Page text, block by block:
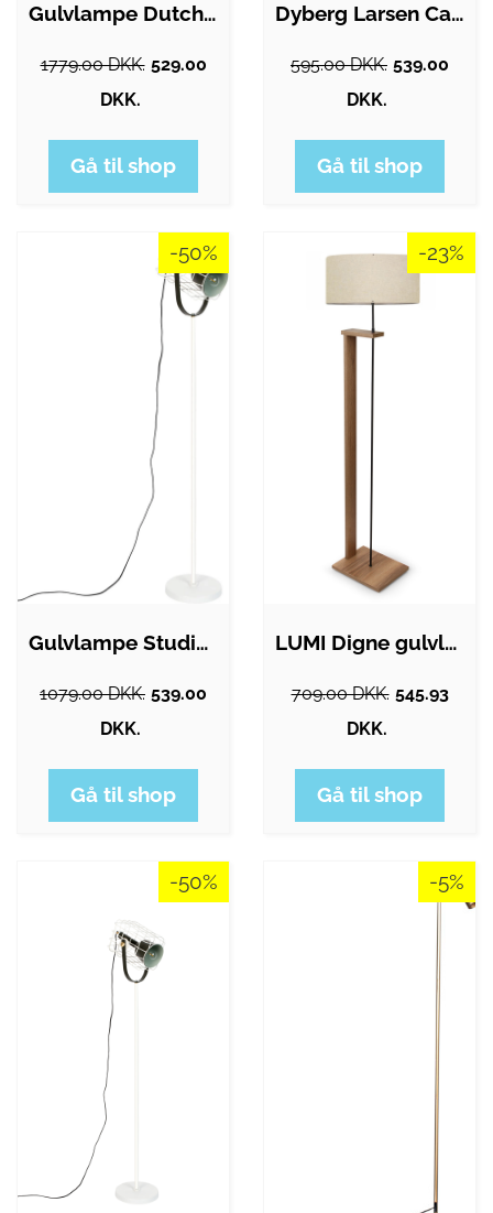
Gulvlampe Dutchbone Kari Ø30xH95 cm jute…
1779.00 DKK. 529.00
DKK.
Gå til shop
Dyberg Larsen Cale gulvlampe, sort
595.00 DKK. 539.00
DKK.
Gå til shop
-50%
Gulvlampe Studio White Cage antracit…
1079.00 DKK. 539.00
DKK.
Gå til shop
-23%
LUMI Digne gulvlampe - beige PVC og MDF
709.00 DKK. 545.93
DKK.
Gå til shop
-50% -5%